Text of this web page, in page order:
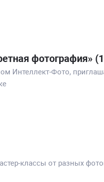
фотография»
Интеллект-Фото,
классы от разных